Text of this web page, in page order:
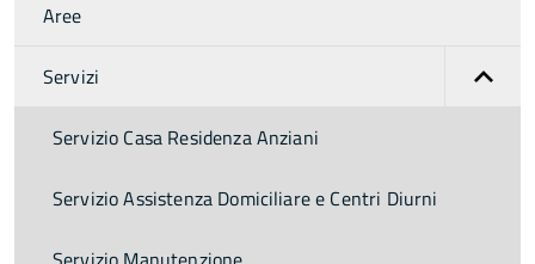
Aree
Servizi
Servizio Casa Residenza Anziani
Servizio Assistenza Domiciliare e Centri Diurni